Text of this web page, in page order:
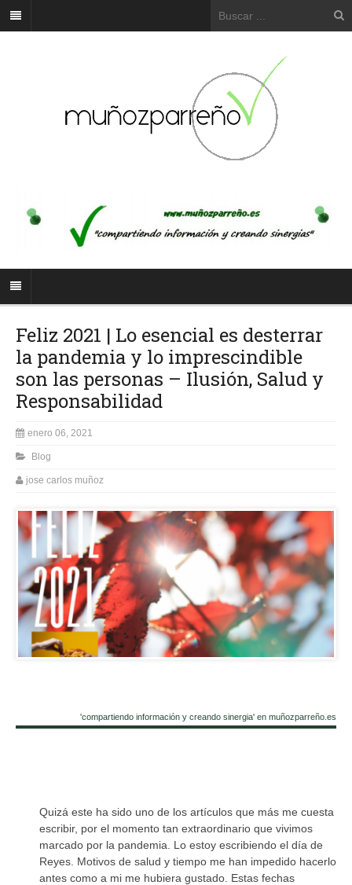
Feliz 2021 | Lo esencial es desterrar
la pandemia y lo imprescindible
son las personas – Ilusión, Salud y
Responsabilidad
enero 06, 2021
Blog
jose carlos muñoz
'compartiendo información y creando sinergia' en muñozparreño.es
Quizá este ha sido uno de los artículos que más me cuesta
escribir, por el momento tan extraordinario que vivimos
marcado por la pandemia. Lo estoy escribiendo el día de
Reyes. Motivos de salud y tiempo me han impedido hacerlo
antes como a mi me hubiera gustado. Estas fechas